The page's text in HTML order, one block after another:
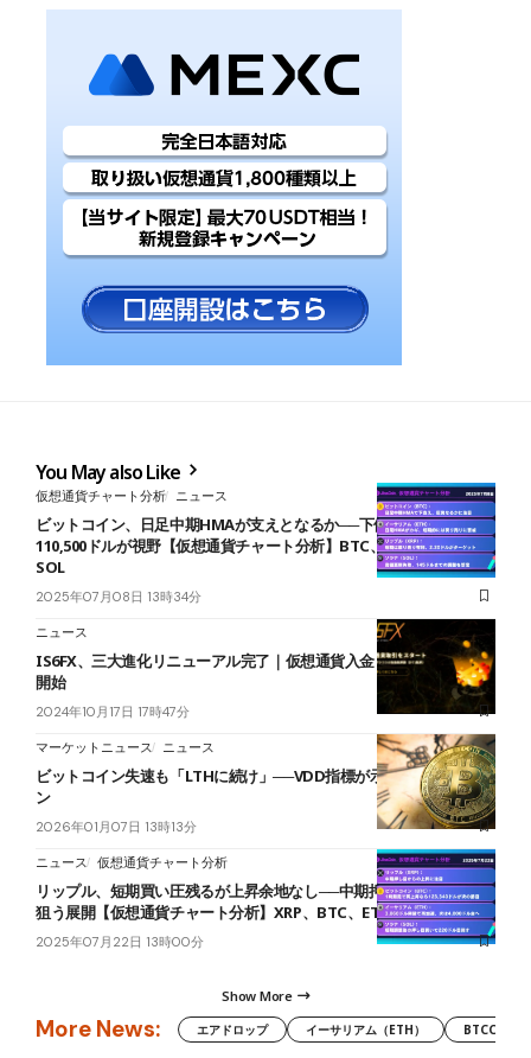
You May also Like
仮想通貨チャート分析 ニュース
ビットコイン、日足中期HMAが支えとなるか──下値キープで再び
110,500ドルが視野【仮想通貨チャート分析】BTC、ETH、XRP、
SOL
2025年07月08日 13時34分
ニュース
IS6FX、三大進化リニューアル完了｜仮想通貨入金・仮想通貨取引を
開始
2024年10月17日 17時47分
マーケットニュース ニュース
ビットコイン失速も「LTHに続け」──VDD指標が示す強気転換サイ
ン
2026年01月07日 13時13分
ニュース 仮想通貨チャート分析
リップル、短期買い圧残るが上昇余地なし──中期押し目から再上昇
狙う展開【仮想通貨チャート分析】XRP、BTC、ETH、SOL
2025年07月22日 13時00分
Show More
More News: エアドロップ イーサリアム（ETH） BTCC